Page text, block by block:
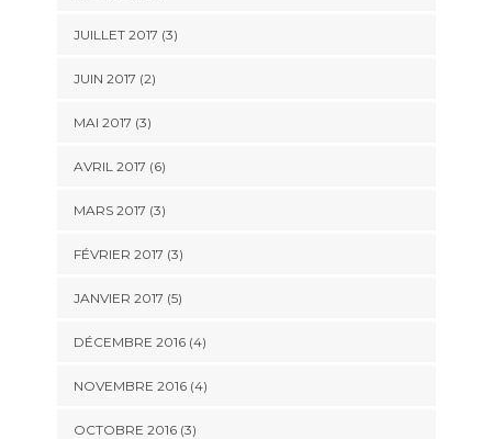
JUILLET 2017 (3)
JUIN 2017 (2)
MAI 2017 (3)
AVRIL 2017 (6)
MARS 2017 (3)
FÉVRIER 2017 (3)
JANVIER 2017 (5)
DÉCEMBRE 2016(4)
NOVEMBRE 2016(4)
OCTOBRE 2016(3)